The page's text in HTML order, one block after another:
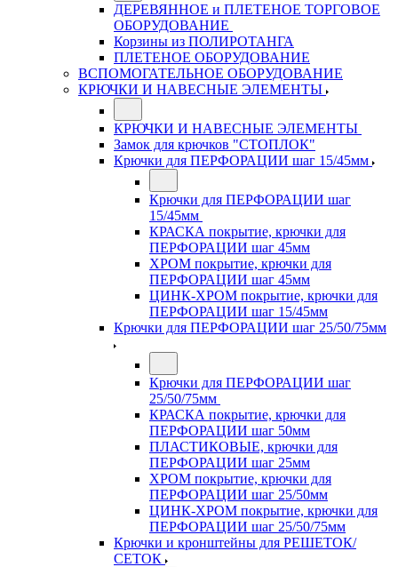
ДЕРЕВЯННОЕ и ПЛЕТЕНОЕ ТОРГОВОЕ
ОБОРУДОВАНИЕ
Корзины из ПОЛИРОТАНГА
ПЛЕТЕНОЕ ОБОРУДОВАНИЕ
ВСПОМОГАТЕЛЬНОЕ ОБОРУДОВАНИЕ
КРЮЧКИ И НАВЕСНЫЕ ЭЛЕМЕНТЫ
КРЮЧКИ И НАВЕСНЫЕ ЭЛЕМЕНТЫ
Замок для крючков "СТОПЛОК"
Крючки для ПЕРФОРАЦИИ шаг 15/45мм
Крючки для ПЕРФОРАЦИИ шаг
15/45мм
КРАСКА покрытие, крючки для
ПЕРФОРАЦИИ шаг 45мм
ХРОМ покрытие, крючки для
ПЕРФОРАЦИИ шаг 45мм
ЦИНК-ХРОМ покрытие, крючки для
ПЕРФОРАЦИИ шаг 15/45мм
Крючки для ПЕРФОРАЦИИ шаг 25/50/75мм
Крючки для ПЕРФОРАЦИИ шаг
25/50/75мм
КРАСКА покрытие, крючки для
ПЕРФОРАЦИИ шаг 50мм
ПЛАСТИКОВЫЕ, крючки для
ПЕРФОРАЦИИ шаг 25мм
ХРОМ покрытие, крючки для
ПЕРФОРАЦИИ шаг 25/50мм
ЦИНК-ХРОМ покрытие, крючки для
ПЕРФОРАЦИИ шаг 25/50/75мм
Крючки и кронштейны для РЕШЕТОК/
СЕТОК